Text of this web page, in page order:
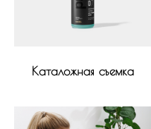
Каталожная съемка